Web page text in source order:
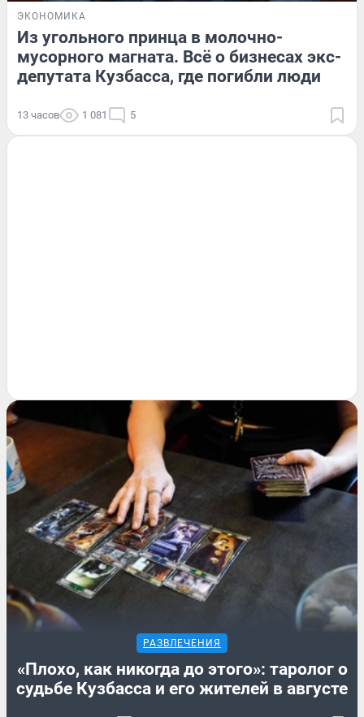
ЭКОНОМИКА
Из угольного принца в молочно-
мусорного магната. Всё о бизнесах экс-
депутата Кузбасса, где погибли люди
13 часов 1 081 5
РАЗВЛЕЧЕНИЯ
«Плохо, как никогда до этого»: таролог о
судьбе Кузбасса и его жителей в августе